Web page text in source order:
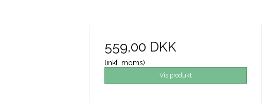
559,00 DKK
(inkl. moms)
Vis produkt